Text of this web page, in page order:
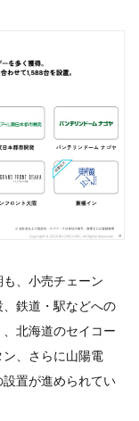
、小売チェーン
鉄道・駅などへの
北海道のセイコー
、さらに山陽電
置が進められてい